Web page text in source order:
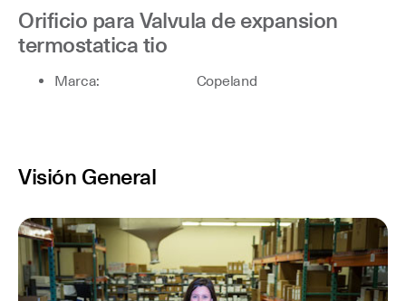
Orificio para Valvula de expansion
termostatica tio
Marca: Copeland
Visión General